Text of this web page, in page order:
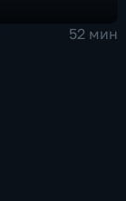
52 мин